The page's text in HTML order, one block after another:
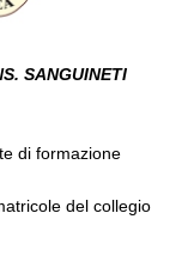
SANGUINETI
di formazione
del collegio